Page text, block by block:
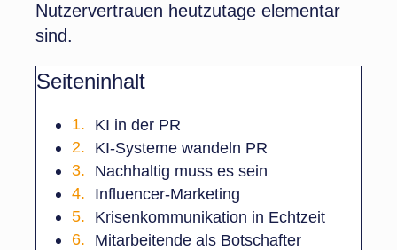
Nutzervertrauen heutzutage elementar
sind.
Seiteninhalt
KI in der PR
KI-Systeme wandeln PR
Nachhaltig muss es sein
Influencer-Marketing
Krisenkommunikation in Echtzeit
Mitarbeitende als Botschafter